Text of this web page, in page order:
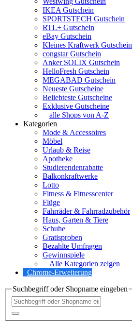
IKEA Gutschein
SPORTSTECH Gutschein
RTL+ Gutschein
eBay Gutschein
Kleines Kraftwerk Gutschein
congstar Gutschein
Anker SOLIX Gutschein
HelloFresh Gutschein
MEGABAD Gutschein
Neueste Gutscheine
Beliebteste Gutscheine
Exklusive Gutscheine
alle Shops von A-Z
Kategorien
Mode & Accessoires
Möbel
Urlaub & Reise
Apotheke
Studierendenrabatte
Balkonkraftwerke
Lotto
Fitness & Fitnesscenter
Flüge
Fahrräder & Fahrradzubehör
Haus, Garten & Tiere
Schuhe
Gratisproben
Bezahlte Umfragen
Gewinnspiele
Alle Kategorien zeigen
Chrome-Erweiterung
Suchbegriff oder Shopname eingeben